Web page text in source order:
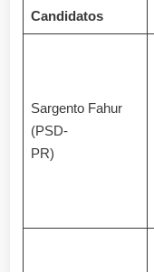
Candidatos
Sargento Fahur
(PSD-
PR)